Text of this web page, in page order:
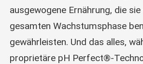
ausgewogene Ernährung, die
gesamten Wachstumsphase
gewährleisten. Und das alles,
proprietäre pH Perfect®-